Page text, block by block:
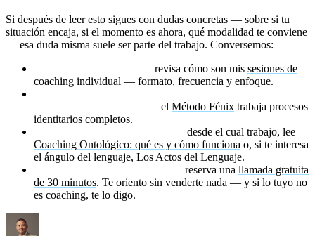
Si después de leer esto sigues con dudas concretas — sobre si tu
situación encaja, si el momento es ahora, qué modalidad te conviene
— esa duda misma suele ser parte del trabajo. Conversemos:
revisa cómo son mis sesiones de
coaching individual — formato, frecuencia y enfoque.
el Método Fénix trabaja procesos
identitarios completos.
desde el cual trabajo, lee
Coaching Ontológico: qué es y cómo funciona o, si te interesa
el ángulo del lenguaje, Los Actos del Lenguaje.
reserva una llamada gratuita
de 30 minutos. Te oriento sin venderte nada — y si lo tuyo no
es coaching, te lo digo.